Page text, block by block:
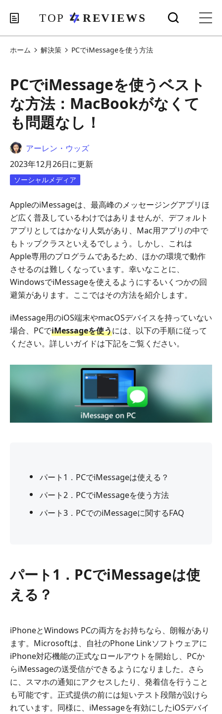
ホーム 解決策 PCでiMessageを使う方法
PCでiMessageを使うベスト
な方法：MacBookがなくて
も問題なし！
アーレン・ウッズ
2023年12月26日に更新
ソーシャルメディア
AppleのiMessageは、最高峰のメッセージングアプリほ
ど広く普及しているわけではありませんが、デフォルト
アプリとしてはかなり人気があり、Mac用アプリの中で
もトップクラスといえるでしょう。しかし、これは
Apple専用のプログラムであるため、ほかの環境で動作
させるのは難しくなっています。幸いなことに、
WindowsでiMessageを使えるようにするいくつかの回
避策があります。ここではその方法を紹介します。
iMessage用のiOS端末やmacOSデバイスを持っていない
場合、PCでiMessageを使うには、以下の手順に従って
ください。詳しいガイドは下記をご覧ください。
パート1．PCでiMessageは使える？
パート2．PCでiMessageを使う方法
パート3．PCでのiMessageに関するFAQ
パート1．PCでiMessageは使
える？
iPhoneとWindows PCの両方をお持ちなら、朗報があり
ます。Microsoftは、自社のPhone Linkソフトウェアに
iPhone対応機能の正式なロールアウトを開始し、PCか
らiMessageの送受信ができるようになりました。さら
に、スマホの通知にアクセスしたり、発着信を行うこと
も可能です。正式提供の前には短いテスト段階が設けら
れています。同様に、iMessageを有効にしたiOSデバイ